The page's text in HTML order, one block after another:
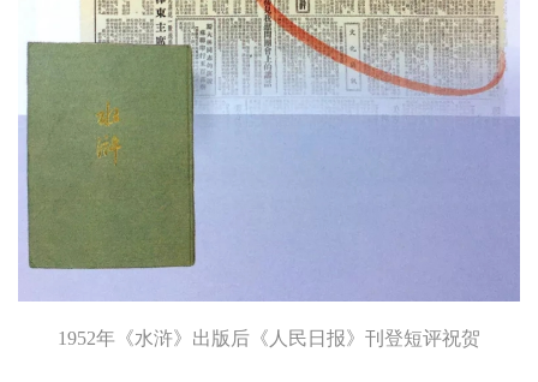
1952年《水浒》出版后《人民日报》刊登短评祝贺